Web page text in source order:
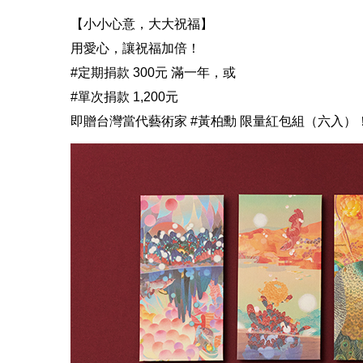
【小小心意，大大祝福】
用愛心，讓祝福加倍！
#定期捐款 300元 滿一年，或
#單次捐款 1,200元
即贈台灣當代藝術家 #黃柏勳 限量紅包組（六入）